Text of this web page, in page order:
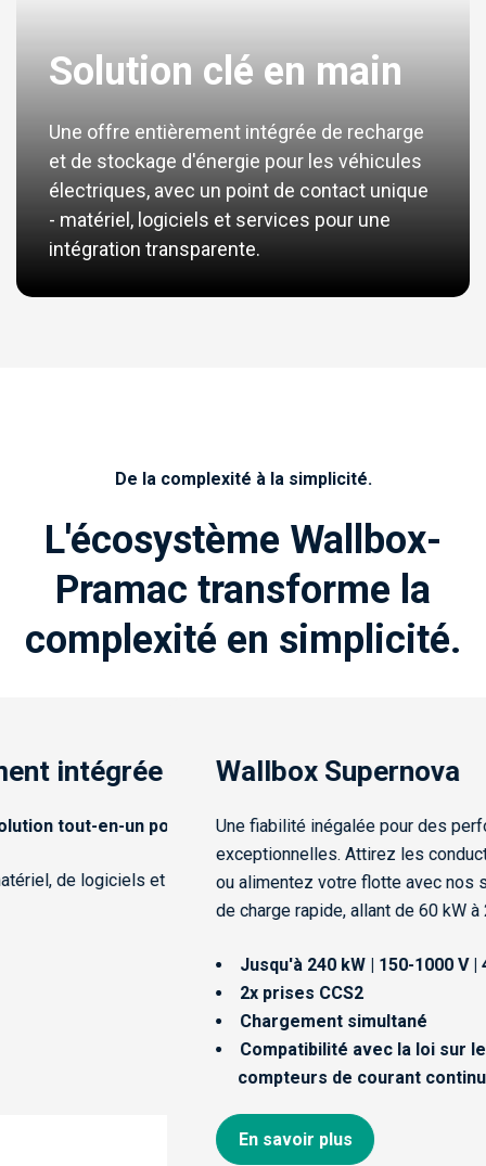
Solution clé en main
Une offre entièrement intégrée de recharge
et de stockage d'énergie pour les véhicules
électriques, avec un point de contact unique
- matériel, logiciels et services pour une
intégration transparente.
De la complexité à la simplicité.
L'écosystème Wallbox-
Pramac transforme la
complexité en simplicité.
intégrée
tout-en-un pour la recharge rapide des véhicules
de logiciels et de services, ils réduisent la dépendance
Wallbox Supernova
Une fiabilité inégalée pour des
exceptionnelles. Attirez les
ou alimentez votre flotte avec nos
de charge rapide, allant de 60 kW à
Jusqu'à 240 kW | 150-1000 V |
2x prises CCS2
Chargement simultané
Compatibilité avec la loi sur les
compteurs de courant continu
En savoir plus